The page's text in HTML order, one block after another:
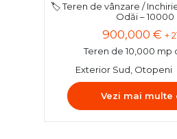
🏷️ Teren de vânzare /
Odăi – 10000
900,000 € +
Teren de 10,000 mp
Exterior Sud, Otopeni
Vezi mai multe